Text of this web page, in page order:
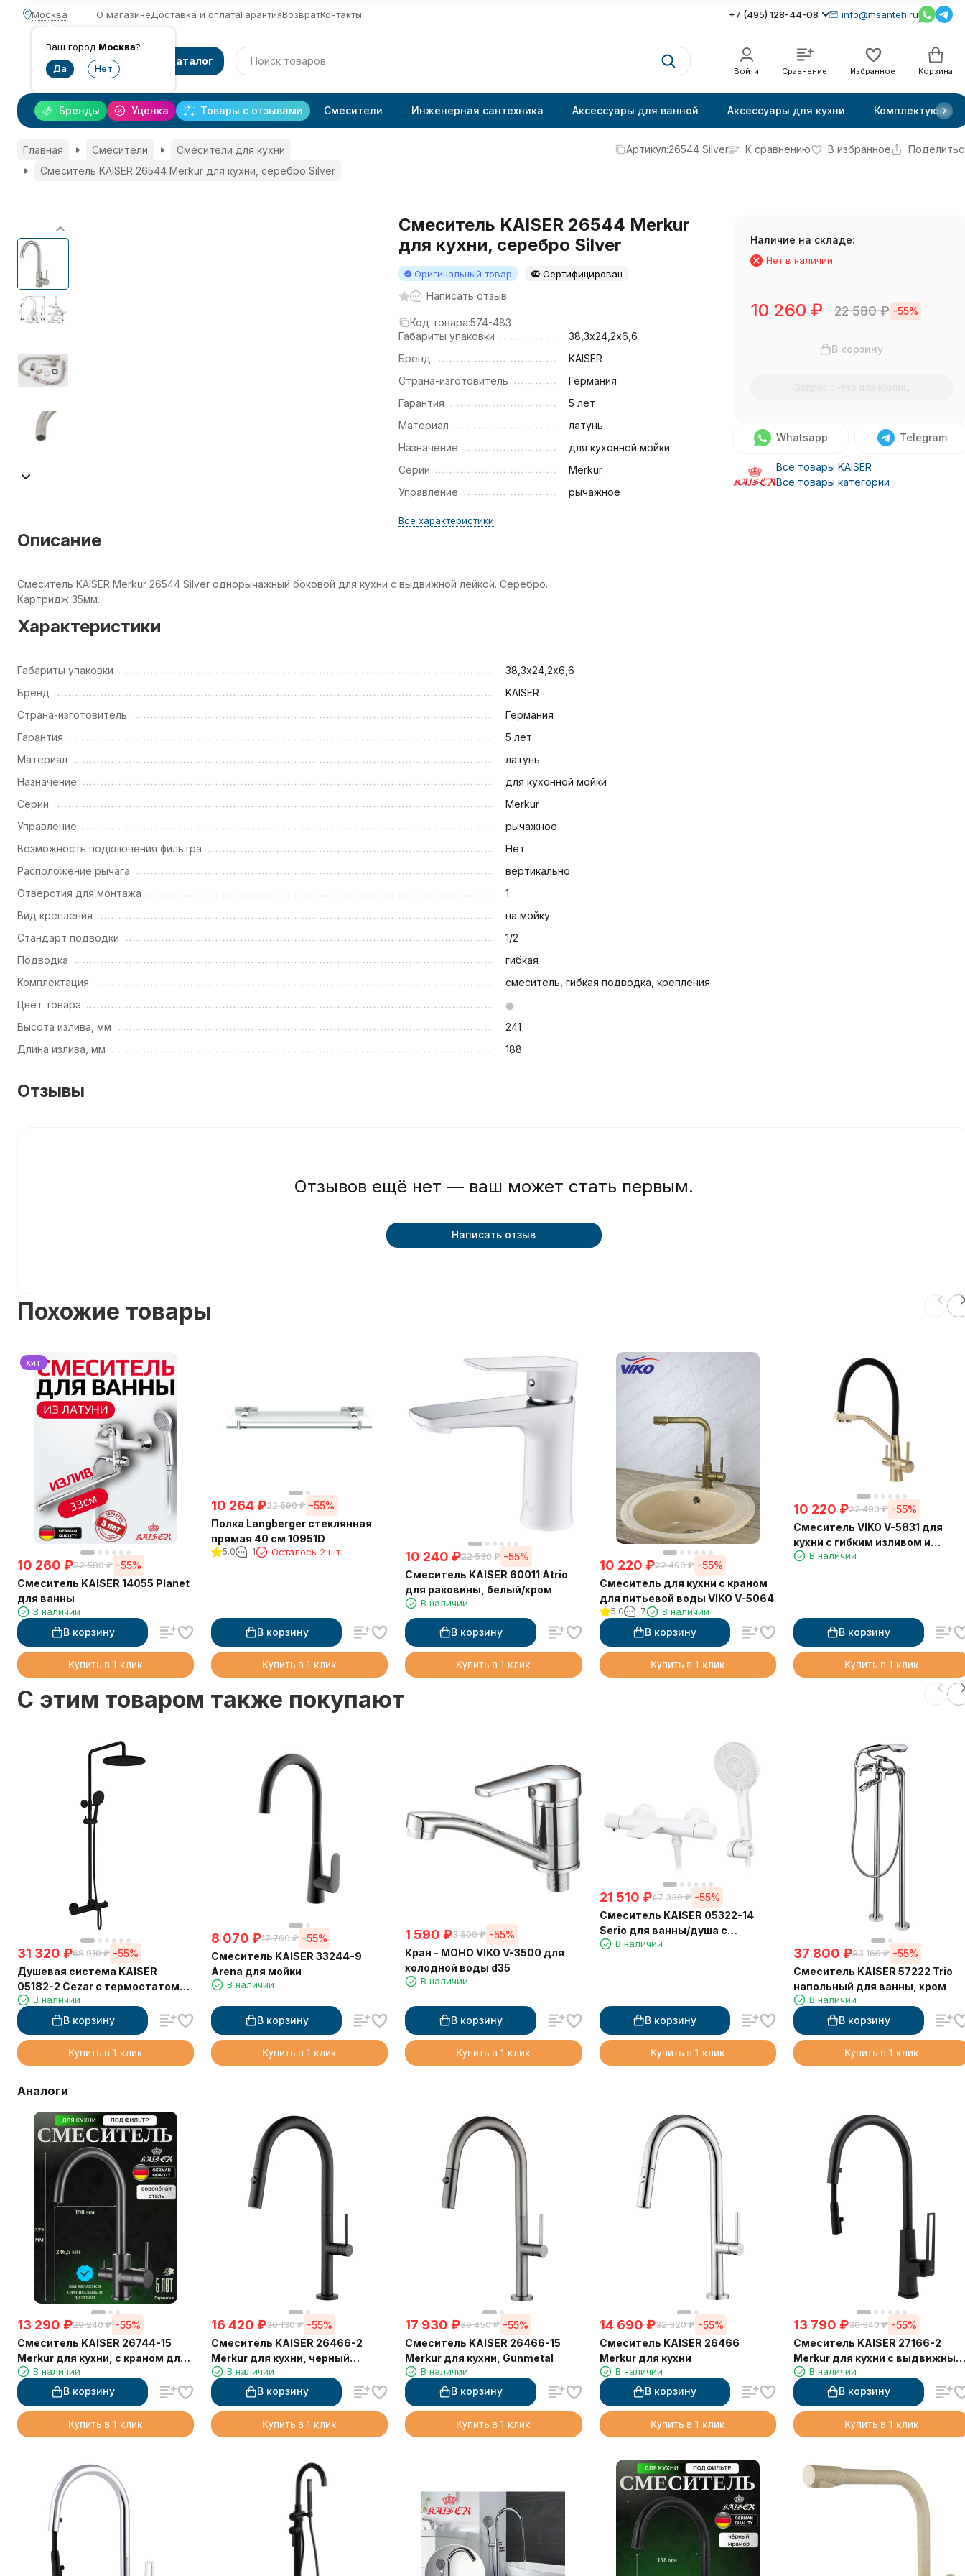
Москва
Ваш город Москва?
О магазинеДоставка и оплатаГарантияВозвратКонтакты +7 (495) 128-44-08 info@msanteh.ru
Каталог
Войти Сравнение Избранное Корзина
Уценка Товары с отзывами
Бренды Смесители Инженерная сантехника Аксессуары для ванной Аксессуары для кухни Комплектующие
Главная Смесители
Смесители для кухни
Смеситель KAISER 26544 Merkur для кухни, серебро Silver
Артикул:26544 Silver К сравнению В избранное
Смеситель KAISER 26544 Merkur
для кухни, серебро Silver
Оригинальный товар Сертифицирован
Написать отзыв
Код товара:574-483
Габариты упаковки
38,3х24,2х6,6
Бренд
KAISER
Страна-изготовитель
Германия
Гарантия
5 лет
Материал
латунь
Назначение
для кухонной мойки
Серии
Merkur
Управление
рычажное
Все характеристики
Наличие на складе:
Нет в наличии
10 260 ₽ 22 580₽ -55%
В корзину
Whatsapp Telegram
Все товары KAISER
Все товары категории
Описание
Смеситель KAISER Merkur 26544 Silver однорычажный боковой для кухни с выдвижной лейкой. Серебро.
Картридж 35мм.
Характеристики
Габариты упаковки
38,3х24,2х6,6
Бренд
KAISER
Страна-изготовитель
Германия
Гарантия
5 лет
Материал
латунь
Назначение
для кухонной мойки
Серии
Merkur
Управление
рычажное
Возможность подключения фильтра
Нет
Расположение рычага
вертикально
Отверстия для монтажа
1
Вид крепления
на мойку
Стандарт подводки
1/2
Подводка
гибкая
Комплектация
смеситель, гибкая подводка, крепления
Цвет товара
Высота излива, мм
241
Длина излива, мм
188
Отзывы
Отзывов ещё нет — ваш может стать первым.
Написать отзыв
Похожие товары
хит
10 260 ₽22 580 ₽ -55%
Смеситель KAISER 14055 Planet
для ванны
В наличии
В корзину
Купить в 1 клик
10 264 ₽22 590 ₽ -55%
Полка Langberger стеклянная
прямая 40 см 10951D
5.0 1 Осталось 2 шт.
В корзину
Купить в 1 клик
10 240 ₽22 530 ₽ -55%
Смеситель KAISER 60011 Atrio
для раковины, белый/хром
В наличии
В корзину
Купить в 1 клик
10 220 ₽22 490 ₽ -55%
Смеситель для кухни с краном
для питьевой воды VIKO V-5064
5.0 7 В наличии
В корзину
Купить в 1 клик
10 220 ₽22 490 ₽ -55%
Смеситель VIKO V-5831 для
кухни с гибким изливом и
подключением к фильтру 2 в 1
В наличии
В корзину
Купить в 1 клик
C этим товаром также покупают
31 320 ₽68 910 ₽ -55%
Душевая система KAISER
05182-2 Cezar с термостатом
6282В наличии
В корзину
Купить в 1 клик
8 070 ₽17 760 ₽ -55%
Смеситель KAISER 33244-9
Arena для мойки
В наличии
В корзину
Купить в 1 клик
1 590 ₽3 500 ₽ -55%
Кран - МОНО VIKO V-3500 для
холодной воды d35
В наличии
В корзину
Купить в 1 клик
21 510 ₽47 330 ₽ -55%
Смеситель KAISER 05322-14
Serio для ванны/душа с
термостатом белый
В наличии
В корзину
Купить в 1 клик
37 800 ₽83 160 ₽ -55%
Смеситель KAISER 57222 Trio
напольный для ванны, хром
В наличии
В корзину
Купить в 1 клик
Аналоги
13 290 ₽29 240 ₽ -55%
Смеситель KAISER 26744-15
Merkur для кухни, с краном для
питьевой воды, воронёная
сталь
В наличии
В корзину
Купить в 1 клик
16 420 ₽36 130 ₽ -55%
Смеситель KAISER 26466-2
Merkur для кухни, черный
матовый
В наличии
В корзину
Купить в 1 клик
17 930 ₽39 450 ₽ -55%
Смеситель KAISER 26466-15
Merkur для кухни, Gunmetal
В наличии
В корзину
Купить в 1 клик
14 690 ₽32 320 ₽ -55%
Смеситель KAISER 26466
Merkur для кухни
В наличии
В корзину
Купить в 1 клик
13 790 ₽30 340 ₽ -55%
Смеситель KAISER 27166-2
Merkur для кухни с выдвижным
изливом
В наличии
В корзину
Купить в 1 клик